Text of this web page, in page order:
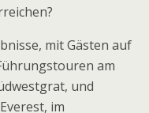
mit Gästen auf
am
und
im